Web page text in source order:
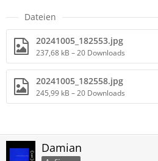
Dateien
20241005_182553.jpg
237,68 kB – 20 Downloads
20241005_182558.jpg
245,99 kB – 20 Downloads
Damian